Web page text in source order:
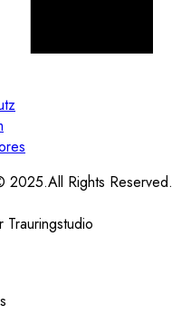
2025.All Rights Reserved.